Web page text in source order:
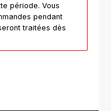
période. Vous
pendant
traitées dès